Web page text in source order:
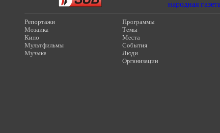
Репортажи
Мозаика
Кино
Мультфильмы
Музыка
Программы
Темы
Места
События
Люди
Организации